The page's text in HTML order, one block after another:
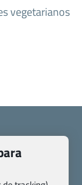
vegetarianos